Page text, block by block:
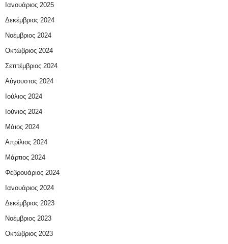
Ιανουάριος 2025
Δεκέμβριος 2024
Νοέμβριος 2024
Οκτώβριος 2024
Σεπτέμβριος 2024
Αύγουστος 2024
Ιούλιος 2024
Ιούνιος 2024
Μάιος 2024
Απρίλιος 2024
Μάρτιος 2024
Φεβρουάριος 2024
Ιανουάριος 2024
Δεκέμβριος 2023
Νοέμβριος 2023
Οκτώβριος 2023